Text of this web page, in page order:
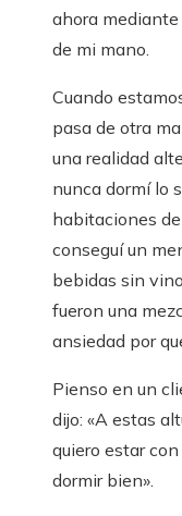
ahora
de mi mano.
Cuando
pasa de otra
una realidad
nunca dormí lo
habitaciones
conseguí un
bebidas sin
fueron una
ansiedad por
Pienso en un
dijo: «A estas
quiero estar
dormir bien».